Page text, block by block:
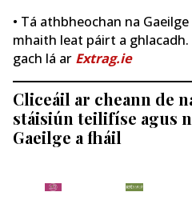
• Tá athbheochan na
mhaith leat páirt a ghlacadh.
gach lá ar Extrag.ie
Cliceáil ar cheann de
stáisiún teilifíse agus
Gaeilge a fháil